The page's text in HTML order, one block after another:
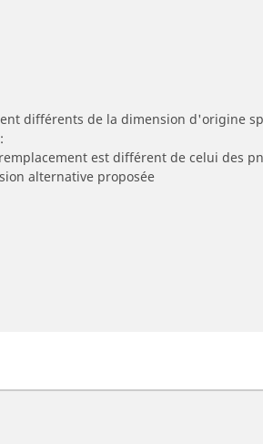
différents de la dimension d'origine
est différent de celui des
alternative proposée